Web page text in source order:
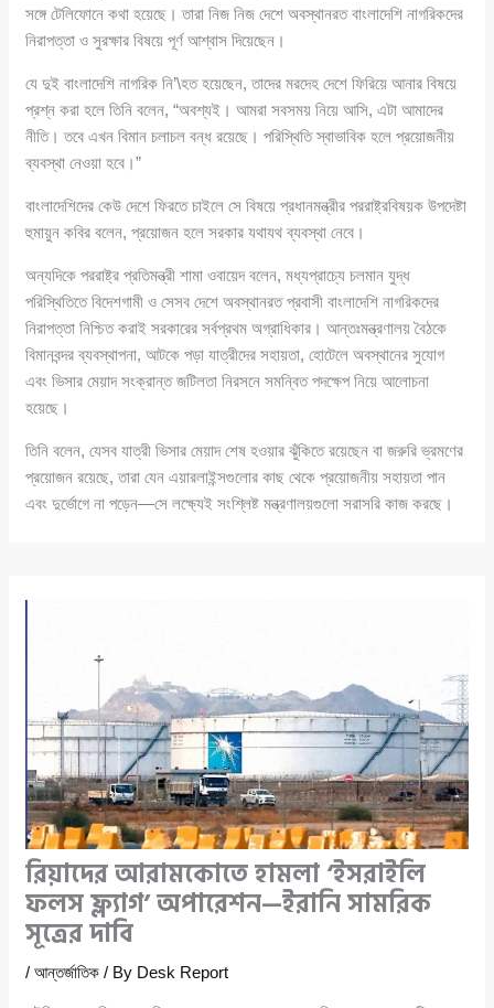
সঙ্গে টেলিফোনে কথা হয়েছে। তারা নিজ নিজ দেশে অবস্থানরত বাংলাদেশি নাগরিকদের
নিরাপত্তা ও সুরক্ষার বিষয়ে পূর্ণ আশ্বাস দিয়েছেন।
যে দুই বাংলাদেশি নাগরিক নি’\হত হয়েছেন, তাদের মরদেহ দেশে ফিরিয়ে আনার বিষয়ে
প্রশ্ন করা হলে তিনি বলেন, “অবশ্যই। আমরা সবসময় নিয়ে আসি, এটা আমাদের
নীতি। তবে এখন বিমান চলাচল বন্ধ রয়েছে। পরিস্থিতি স্বাভাবিক হলে প্রয়োজনীয়
ব্যবস্থা নেওয়া হবে।”
বাংলাদেশিদের কেউ দেশে ফিরতে চাইলে সে বিষয়ে প্রধানমন্ত্রীর পররাষ্ট্রবিষয়ক উপদেষ্টা
হুমায়ুন কবির বলেন, প্রয়োজন হলে সরকার যথাযথ ব্যবস্থা নেবে।
অন্যদিকে পররাষ্ট্র প্রতিমন্ত্রী শামা ওবায়েদ বলেন, মধ্যপ্রাচ্যে চলমান যুদ্ধ
পরিস্থিতিতে বিদেশগামী ও সেসব দেশে অবস্থানরত প্রবাসী বাংলাদেশি নাগরিকদের
নিরাপত্তা নিশ্চিত করাই সরকারের সর্বপ্রথম অগ্রাধিকার। আন্তঃমন্ত্রণালয় বৈঠকে
বিমানবন্দর ব্যবস্থাপনা, আটকে পড়া যাত্রীদের সহায়তা, হোটেলে অবস্থানের সুযোগ
এবং ভিসার মেয়াদ সংক্রান্ত জটিলতা নিরসনে সমন্বিত পদক্ষেপ নিয়ে আলোচনা
হয়েছে।
তিনি বলেন, যেসব যাত্রী ভিসার মেয়াদ শেষ হওয়ার ঝুঁকিতে রয়েছেন বা জরুরি ভ্রমণের
প্রয়োজন রয়েছে, তারা যেন এয়ারলাইন্সগুলোর কাছ থেকে প্রয়োজনীয় সহায়তা পান
এবং দুর্ভোগে না পড়েন—সে লক্ষ্যেই সংশ্লিষ্ট মন্ত্রণালয়গুলো সরাসরি কাজ করছে।
রিয়াদের আরামকোতে হামলা ‘ইসরাইলি
ফলস ফ্ল্যাগ’ অপারেশন—ইরানি সামরিক
সূত্রের দাবি
/আন্তর্জাতিক / By Desk Report